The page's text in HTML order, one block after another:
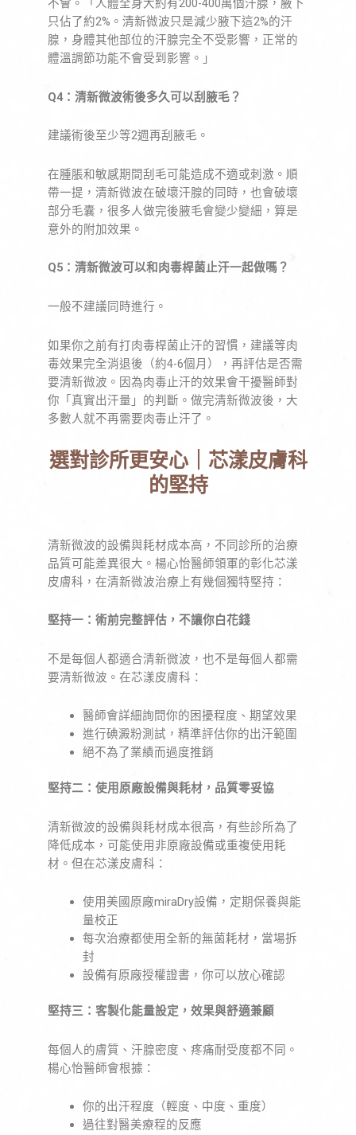
不會。「人體全身大約有200-400萬個汗腺，腋下
只佔了約2%。清新微波只是減少腋下這2%的汗
腺，身體其他部位的汗腺完全不受影響，正常的
體溫調節功能不會受到影響。」
Q4：清新微波術後多久可以刮腋毛？
建議術後至少等2週再刮腋毛。
在腫脹和敏感期間刮毛可能造成不適或刺激。順
帶一提，清新微波在破壞汗腺的同時，也會破壞
部分毛囊，很多人做完後腋毛會變少變細，算是
意外的附加效果。
Q5：清新微波可以和肉毒桿菌止汗一起做嗎？
一般不建議同時進行。
如果你之前有打肉毒桿菌止汗的習慣，建議等肉
毒效果完全消退後（約4-6個月），再評估是否需
要清新微波。因為肉毒止汗的效果會干擾醫師對
你「真實出汗量」的判斷。做完清新微波後，大
多數人就不再需要肉毒止汗了。
選對診所更安心｜芯漾皮膚科
的堅持
清新微波的設備與耗材成本高，不同診所的治療
品質可能差異很大。楊心怡醫師領軍的彰化芯漾
皮膚科，在清新微波治療上有幾個獨特堅持：
堅持一：術前完整評估，不讓你白花錢
不是每個人都適合清新微波，也不是每個人都需
要清新微波。在芯漾皮膚科：
醫師會詳細詢問你的困擾程度、期望效果
進行碘澱粉測試，精準評估你的出汗範圍
絕不為了業績而過度推銷
堅持二：使用原廠設備與耗材，品質零妥協
清新微波的設備與耗材成本很高，有些診所為了
降低成本，可能使用非原廠設備或重複使用耗
材。但在芯漾皮膚科：
使用美國原廠miraDry設備，定期保養與能
量校正
每次治療都使用全新的無菌耗材，當場拆
封
設備有原廠授權證書，你可以放心確認
堅持三：客製化能量設定，效果與舒適兼顧
每個人的膚質、汗腺密度、疼痛耐受度都不同。
楊心怡醫師會根據：
你的出汗程度（輕度、中度、重度）
過往對醫美療程的反應